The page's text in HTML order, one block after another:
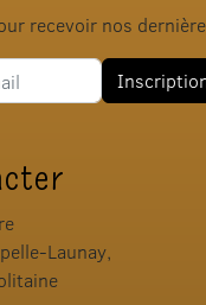
recevoir nos
Launay,